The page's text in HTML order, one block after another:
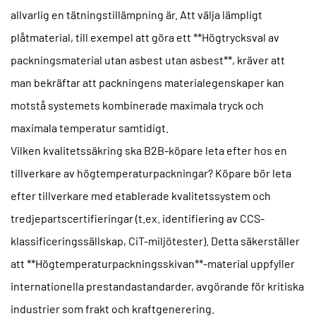
allvarlig en tätningstillämpning är. Att välja lämpligt
plåtmaterial, till exempel att göra ett **Högtrycksval av
packningsmaterial utan asbest utan asbest**, kräver att
man bekräftar att packningens materialegenskaper kan
motstå systemets kombinerade maximala tryck och
maximala temperatur samtidigt.
Vilken kvalitetssäkring ska B2B-köpare leta efter hos en
tillverkare av högtemperaturpackningar? Köpare bör leta
efter tillverkare med etablerade kvalitetssystem och
tredjepartscertifieringar (t.ex. identifiering av CCS-
klassificeringssällskap, CiT-miljötester). Detta säkerställer
att **Högtemperaturpackningsskivan**-material uppfyller
internationella prestandastandarder, avgörande för kritiska
industrier som frakt och kraftgenerering.